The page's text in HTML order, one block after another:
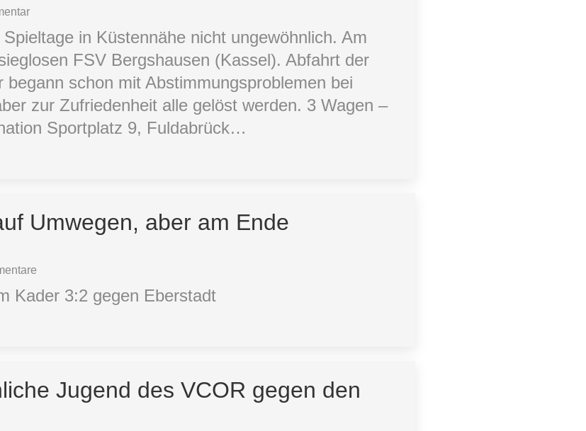
in Küstennähe nicht ungewöhnlich. Am
FSV Bergshausen (Kassel). Abfahrt der
schon mit Abstimmungsproblemen bei
zur Zufriedenheit alle gelöst werden. 3 Wagen –
Sportplatz 9, Fuldabrück…
Umwegen, aber am Ende
Kader 3:2 gegen Eberstadt
Jugend des VCOR gegen den